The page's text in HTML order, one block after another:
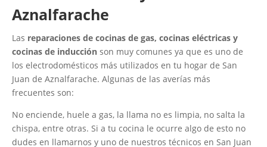
Aznalfarache
Las reparaciones de cocinas de gas, cocinas eléctricas y
cocinas de inducción son muy comunes ya que es uno de
los electrodomésticos más utilizados en tu hogar de San
Juan de Aznalfarache. Algunas de las averías más
frecuentes son:
No enciende, huele a gas, la llama no es limpia, no salta la
chispa, entre otras. Si a tu cocina le ocurre algo de esto no
dudes en llamarnos y uno de nuestros técnicos en San Juan